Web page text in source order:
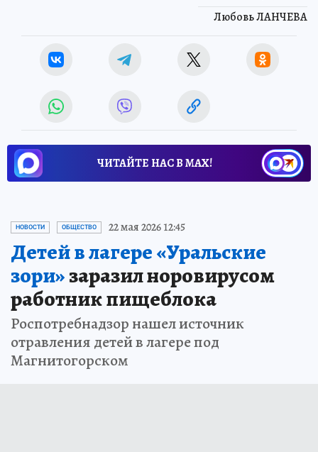
Любовь ЛАНЧЕВА
ЧИТАЙТЕ НАС В МАХ!
НОВОСТИ ОБЩЕСТВО 22 мая 2026 12:45
Детей в лагере «Уральские
зори»заразил норовирусом
работник пищеблока
Роспотребнадзор нашел источник
отравления детей в лагере под
Магнитогорском